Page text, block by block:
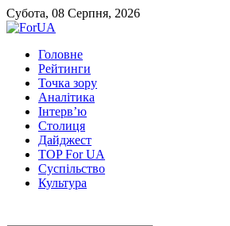
Субота, 08 Серпня, 2026
Головне
Рейтинги
Точка зору
Аналітика
Інтерв’ю
Столиця
Дайджест
TOP For UA
Суспiльство
Культура